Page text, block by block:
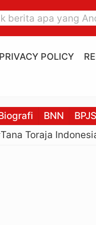
PRIVACY POLICY
BNN
Toraja